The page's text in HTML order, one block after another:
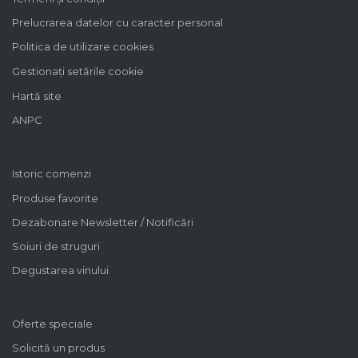
pe care îl poate oferi între dulceața fructelor și
aciditatea băuturii.
Prelucrarea datelor cu caracter personal
Politica de utilizare cookies
Gestionați setările cookie
Hartă site
ANPC
Istoric comenzi
Produse favorite
Dezabonare Newsletter / Notificări
Soiuri de struguri
Degustarea vinului
Oferte speciale
Solicită un produs